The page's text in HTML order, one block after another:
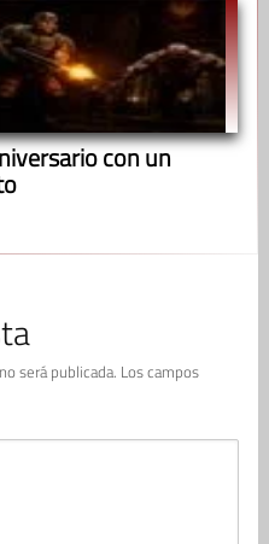
con un
será publicada. Los campos